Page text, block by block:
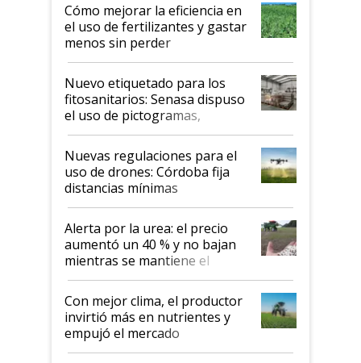
Cómo mejorar la eficiencia en
el uso de fertilizantes y gastar
menos sin perder
productividad en la campaña
fina
Nuevo etiquetado para los
fitosanitarios: Senasa dispuso
el uso de pictogramas,
palabras de advertencia e
indicaciones
Nuevas regulaciones para el
uso de drones: Córdoba fija
distancias mínimas
Alerta por la urea: el precio
aumentó un 40 % y no bajan
mientras se mantiene el
conflicto en Medio Oriente
Con mejor clima, el productor
invirtió más en nutrientes y
empujó el mercado